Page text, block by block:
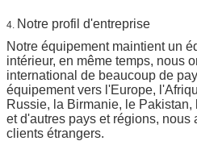
4. Notre profil d'entreprise
Notre équipement maintient un
intérieur, en même temps, nous
international de beaucoup de
équipement vers l'Europe,
Russie, la Birmanie, le
et d'autres pays et régions,
clients étrangers.